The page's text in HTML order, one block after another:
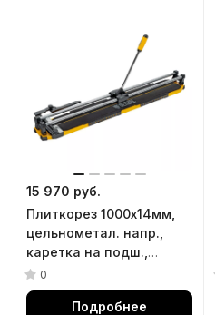
15 970 руб.
Плиткорез 1000х14мм,
цельнометал. напр.,
каретка на подш.,
стальная станина,
рукоятка-пенал Denzel
0
Подробнее